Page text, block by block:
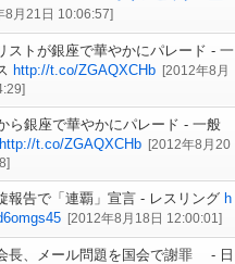
8月21日 10:06:57]
ストが銀座で華やかにパレード - 一
http://t.co/ZGAQXCHb [2012年8月
]
ら銀座で華やかにパレード - 一般
http://t.co/ZGAQXCHb [2012年8月20
]
報告で「連覇」宣言 - レスリング h
[2012年8月18日 12:00:01 ]
長、メール問題を国会で謝罪 - 日